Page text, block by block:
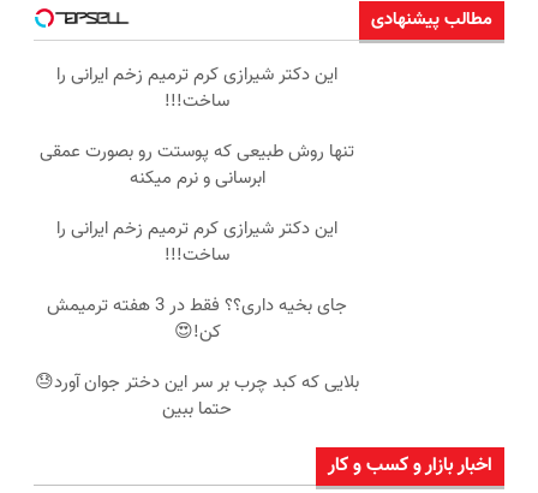
مطالب پیشنهادی
این دکتر شیرازی کرم ترمیم زخم ایرانی را
ساخت!!!
تنها روش طبیعی که پوستت رو بصورت عمقی
ابرسانی و نرم میکنه
این دکتر شیرازی کرم ترمیم زخم ایرانی را
ساخت!!!
جای بخیه داری؟؟ فقط در 3 هفته ترمیمش
کن!😍
بلایی که کبد چرب بر سر این دختر جوان آورد😓
حتما ببین
اخبار بازار و کسب و کار